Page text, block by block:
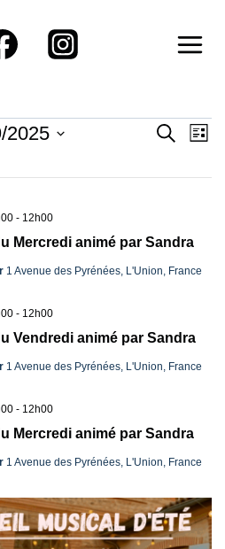
Et
De
Vues
2025
Mercredi animé par Sandra
- 12h00
1 Avenue des Pyrénées, L'Union, France
Vendredi animé par Sandra
- 12h00
1 Avenue des Pyrénées, L'Union, France
Mercredi animé par Sandra
- 12h00
1 Avenue des Pyrénées, L'Union, France